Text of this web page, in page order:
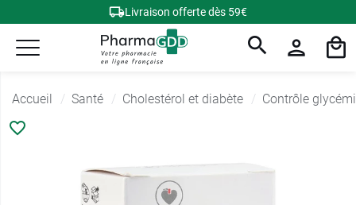
Livraison offerte dès 59€
Accueil Santé Cholestérol et diabète Contrôle